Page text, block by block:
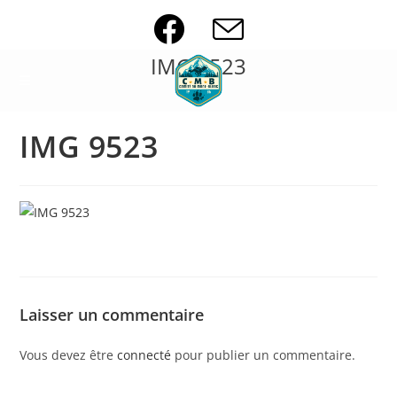
IMG 9523
IMG 9523
Laisser un commentaire
Vous devez êtreconnecté pour publier un commentaire.